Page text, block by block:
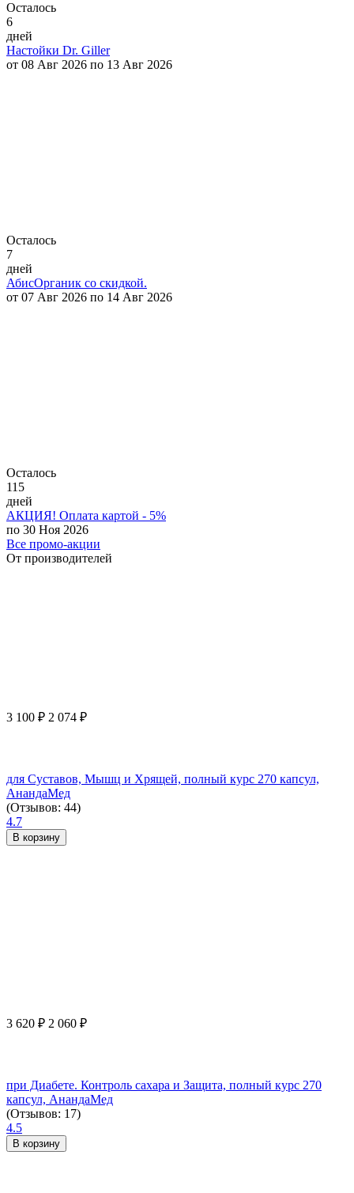
Осталось
6
дней
Настойки Dr. Giller
от 08 Авг 2026 по 13 Авг 2026
Осталось
7
дней
АбисОрганик со скидкой.
от 07 Авг 2026 по 14 Авг 2026
Осталось
115
дней
АКЦИЯ! Оплата картой - 5%
по 30 Ноя 2026
Все промо-акции
От производителей
3 100 ₽ 2 074 ₽
для Суставов, Мышц и Хрящей, полный курс 270 капсул,
АнандаМед
(Отзывов: 44)
4.7
В корзину
3 620 ₽ 2 060 ₽
при Диабете. Контроль сахара и Защита, полный курс 270
капсул, АнандаМед
(Отзывов: 17)
4.5
В корзину